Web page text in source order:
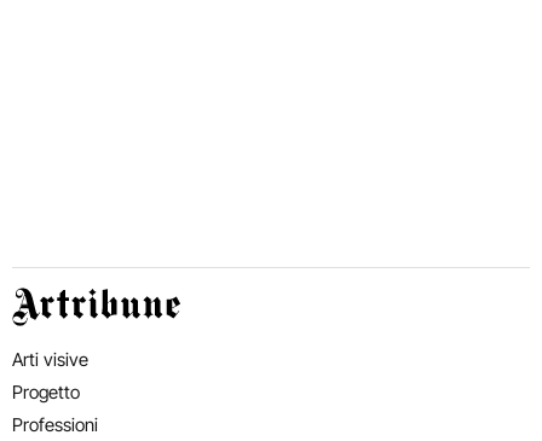
Artribune
Arti visive
Progetto
Professioni